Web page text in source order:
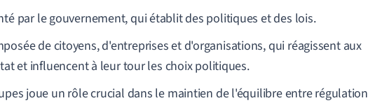
par le gouvernement, qui établit des politiques et des lois.
de citoyens, d'entreprises et d'organisations, qui réagissent aux
et influencent à leur tour les choix politiques.
joue un rôle crucial dans le maintien de l'équilibre entre régulation